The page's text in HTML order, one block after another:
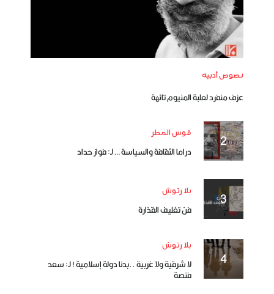
نصوص أدبية
عزف منفرد لعلبة المنيوم تائهة
قوس المطر
دراما الثقافة والسياسة … لـ: فواز حداد
بلا رتوش
فن تغليف القذارة
بلا رتوش
لا شرقية ولا غربية ..بدنا دولة إسلامية ! لـ: سعد
فنصة